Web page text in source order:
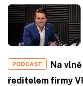
PODCAST
Na
ředitelem firmy